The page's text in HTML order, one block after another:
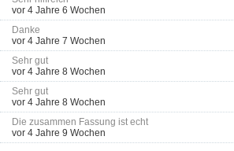
vor 4 Jahre 6 Wochen
Danke
vor 4 Jahre 7 Wochen
Sehr gut
vor 4 Jahre 8 Wochen
Sehr gut
vor 4 Jahre 8 Wochen
Die zusammen Fassung ist echt
vor 4 Jahre 9 Wochen